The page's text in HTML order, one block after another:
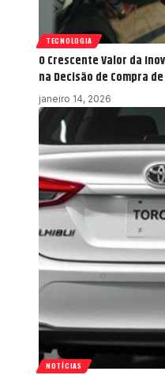
TECNOLOGIA
O Crescente Valor da
na Decisão de Compra
janeiro 14, 2026
NOTÍCIAS